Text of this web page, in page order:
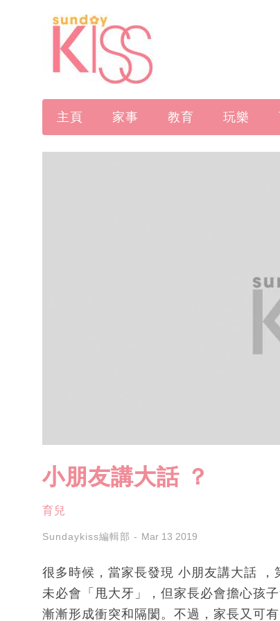
主頁 家事 教育 玩樂
小朋友講大話 ？
育兒
Sundaykiss編輯部 Mar 13 2019
很多時候，當家長發現 小朋友講大話
未必會「甩大牙」，但家長必會擔心孩
漸漸形成衝突和隔閡。不過，家長又可